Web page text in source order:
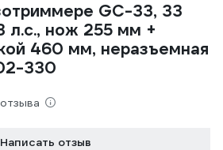
GC-33, 33
л.с., нож 255 мм +
460 мм, неразъемная
330
Написать отзыв